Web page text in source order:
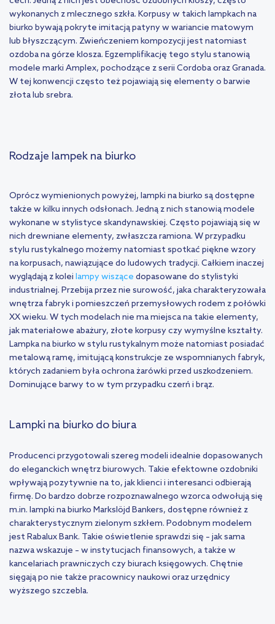
wykonanych z mlecznego szkła. Korpusy w takich lampkach na
biurko bywają pokryte imitacją patyny w wariancie matowym
lub błyszczącym. Zwieńczeniem kompozycji jest natomiast
ozdoba na górze klosza. Egzemplifikację tego stylu stanowią
modele marki Amplex, pochodzące z serii Cordoba oraz Granada.
W tej konwencji często też pojawiają się elementy o barwie
złota lub srebra.
Rodzaje lampek na biurko
Oprócz wymienionych powyżej, lampki na biurko są dostępne
także w kilku innych odsłonach. Jedną z nich stanowią modele
wykonane w stylistyce skandynawskiej. Często pojawiają się w
nich drewniane elementy, zwłaszcza ramiona. W przypadku
stylu rustykalnego możemy natomiast spotkać piękne wzory
na korpusach, nawiązujące do ludowych tradycji. Całkiem inaczej
wyglądają z kolei lampy wiszące dopasowane do stylistyki
industrialnej. Przebija przez nie surowość, jaka charakteryzowała
wnętrza fabryk i pomieszczeń przemysłowych rodem z połówki
XX wieku. W tych modelach nie ma miejsca na takie elementy,
jak materiałowe abażury, złote korpusy czy wymyślne kształty.
Lampka na biurko w stylu rustykalnym może natomiast posiadać
metalową ramę, imitującą konstrukcje ze wspomnianych fabryk,
których zadaniem była ochrona żarówki przed uszkodzeniem.
Dominujące barwy to w tym przypadku czerń i brąz.
Lampki na biurko do biura
Producenci przygotowali szereg modeli idealnie dopasowanych
do eleganckich wnętrz biurowych. Takie efektowne ozdobniki
wpływają pozytywnie na to, jak klienci i interesanci odbierają
firmę. Do bardzo dobrze rozpoznawalnego wzorca odwołują się
m.in. lampki na biurko Markslöjd Bankers, dostępne również z
charakterystycznym zielonym szkłem. Podobnym modelem
jest Rabalux Bank. Takie oświetlenie sprawdzi się – jak sama
nazwa wskazuje – w instytucjach finansowych, a także w
kancelariach prawniczych czy biurach księgowych. Chętnie
sięgają po nie także pracownicy naukowi oraz urzędnicy
wyższego szczebla.